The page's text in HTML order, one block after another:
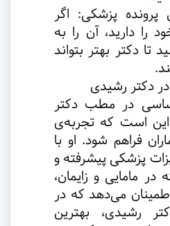
پرونده پزشکی: اگر
را دارید، آن را به
تا دکتر بهتر بتواند
.
دکتر رشیدی
در مطب دکتر
است که تجربه‌ی
فراهم شود. او با
پزشکی پیشرفته و
مامایی و زایمان،
اطمینان می‌دهد که در
رشیدی، بهترین